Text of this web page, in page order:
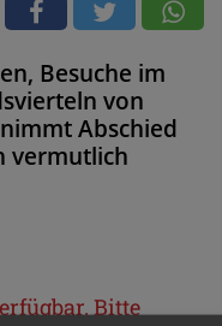
Besuche im
von
Abschied
vermutlich
Bitte